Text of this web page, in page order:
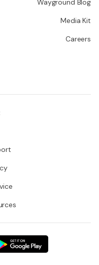
Wayground Blog
Media Kit
Careers